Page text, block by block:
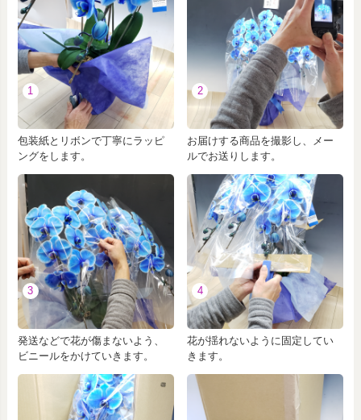
1
包装紙とリボンで丁寧にラッピ
ングをします。
2
お届けする商品を撮影し、メー
ルでお送りします。
3
発送などで花が傷まないよう、
ビニールをかけていきます。
4
花が揺れないように固定してい
きます。